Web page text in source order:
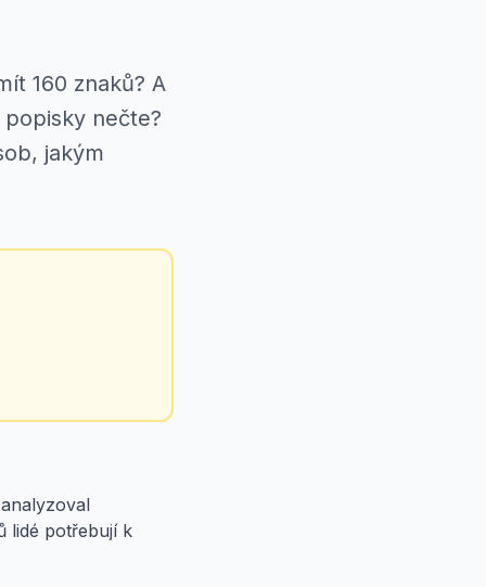
160 znaků? A
nečte?
jakým
lidé potřebují k